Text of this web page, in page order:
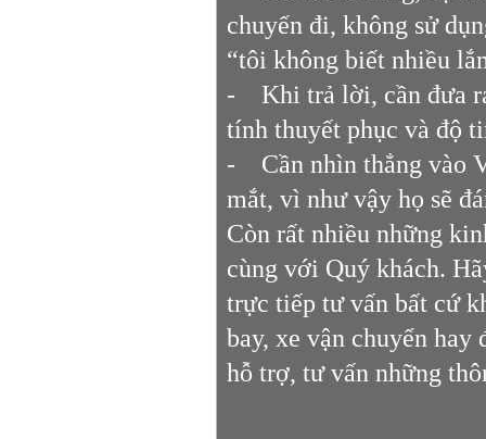
chuyến đi, không sử
“tôi không biết nhiều
- Khi trả lời, cần đưa ra
tính thuyết phục và độ
- Cần nhìn thẳng vào
mắt, vì như vậy họ sẽ
Còn rất nhiều những
cùng với Quý khách.
trực tiếp tư vấn bất cứ
bay, xe vận chuyển hay
hỗ trợ, tư vấn những